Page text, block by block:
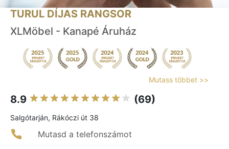
TURUL DÍJAS RANGSOR
XLMöbel - Kanapé Áruház
Mutass többet >>
8.9 (69)
Salgótarján, Rákóczi út 38
Mutasd a telefonszámot